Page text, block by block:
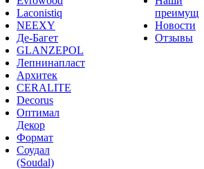
Laconistiq
NEEXY
Де-Багет
GLANZEPOL
Лепнинапласт
Архитек
CERALITE
Decorus
Оптимал
Декор
Формат
Соудал
(Soudal)
Новости
Отзывы